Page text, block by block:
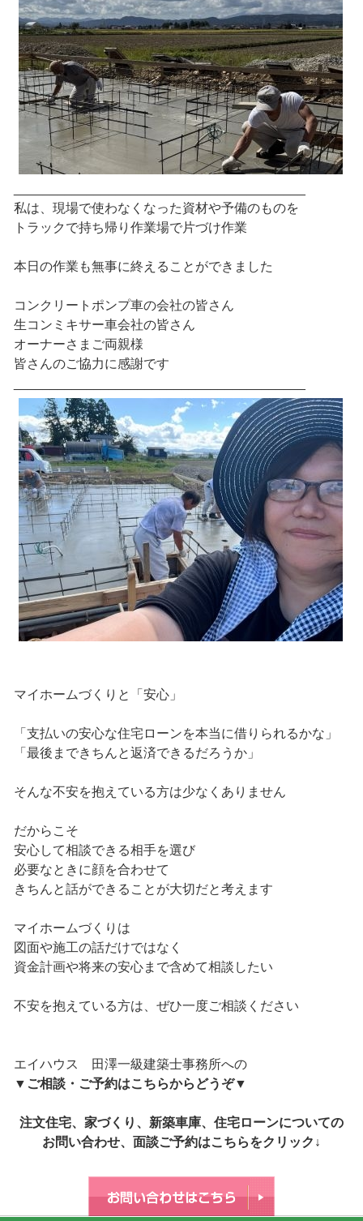
私は、現場で使わなくなった資材や予備のものを
トラックで持ち帰り作業場で片づけ作業
本日の作業も無事に終えることができました
コンクリートポンプ車の会社の皆さん
生コンミキサー車会社の皆さん
オーナーさまご両親様
皆さんのご協力に感謝です
マイホームづくりと「安心」
「支払いの安心な住宅ローンを本当に借りられるかな」
「最後まできちんと返済できるだろうか」
そんな不安を抱えている方は少なくありません
だからこそ
安心して相談できる相手を選び
必要なときに顔を合わせて
きちんと話ができることが大切だと考えます
マイホームづくりは
図面や施工の話だけではなく
資金計画や将来の安心まで含めて相談したい
不安を抱えている方は、ぜひ一度ご相談ください
エイハウス 田澤一級建築士事務所への
▼ ご相談・ご予約はこちらからどうぞ▼
注文住宅、家づくり、新築車庫、住宅ローンについての
お問い合わせ、面談ご予約はこちらをクリック↓